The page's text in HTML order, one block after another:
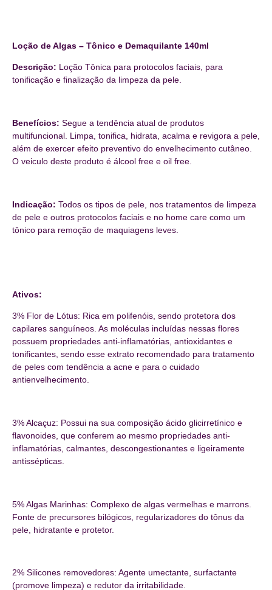
Loção de Algas – Tônico e Demaquilante 140ml
Descrição: Loção Tônica para protocolos faciais, para
tonificação e finalização da limpeza da pele.
Benefícios: Segue a tendência atual de produtos
multifuncional. Limpa, tonifica, hidrata, acalma e revigora a pele,
além de exercer efeito preventivo do envelhecimento cutâneo.
O veiculo deste produto é álcool free e oil free.
Indicação: Todos os tipos de pele, nos tratamentos de limpeza
de pele e outros protocolos faciais e no home care como um
tônico para remoção de maquiagens leves.
Ativos:
3% Flor de Lótus: Rica em polifenóis, sendo protetora dos
capilares sanguíneos. As moléculas incluídas nessas flores
possuem propriedades anti-inflamatórias, antioxidantes e
tonificantes, sendo esse extrato recomendado para tratamento
de peles com tendência a acne e para o cuidado
antienvelhecimento.
3% Alcaçuz: Possui na sua composição ácido glicirretínico e
flavonoides, que conferem ao mesmo propriedades anti-
inflamatórias, calmantes, descongestionantes e ligeiramente
antissépticas.
5% Algas Marinhas: Complexo de algas vermelhas e marrons.
Fonte de precursores bilógicos, regularizadores do tônus da
pele, hidratante e protetor.
2% Silicones removedores: Agente umectante, surfactante
(promove limpeza) e redutor da irritabilidade.